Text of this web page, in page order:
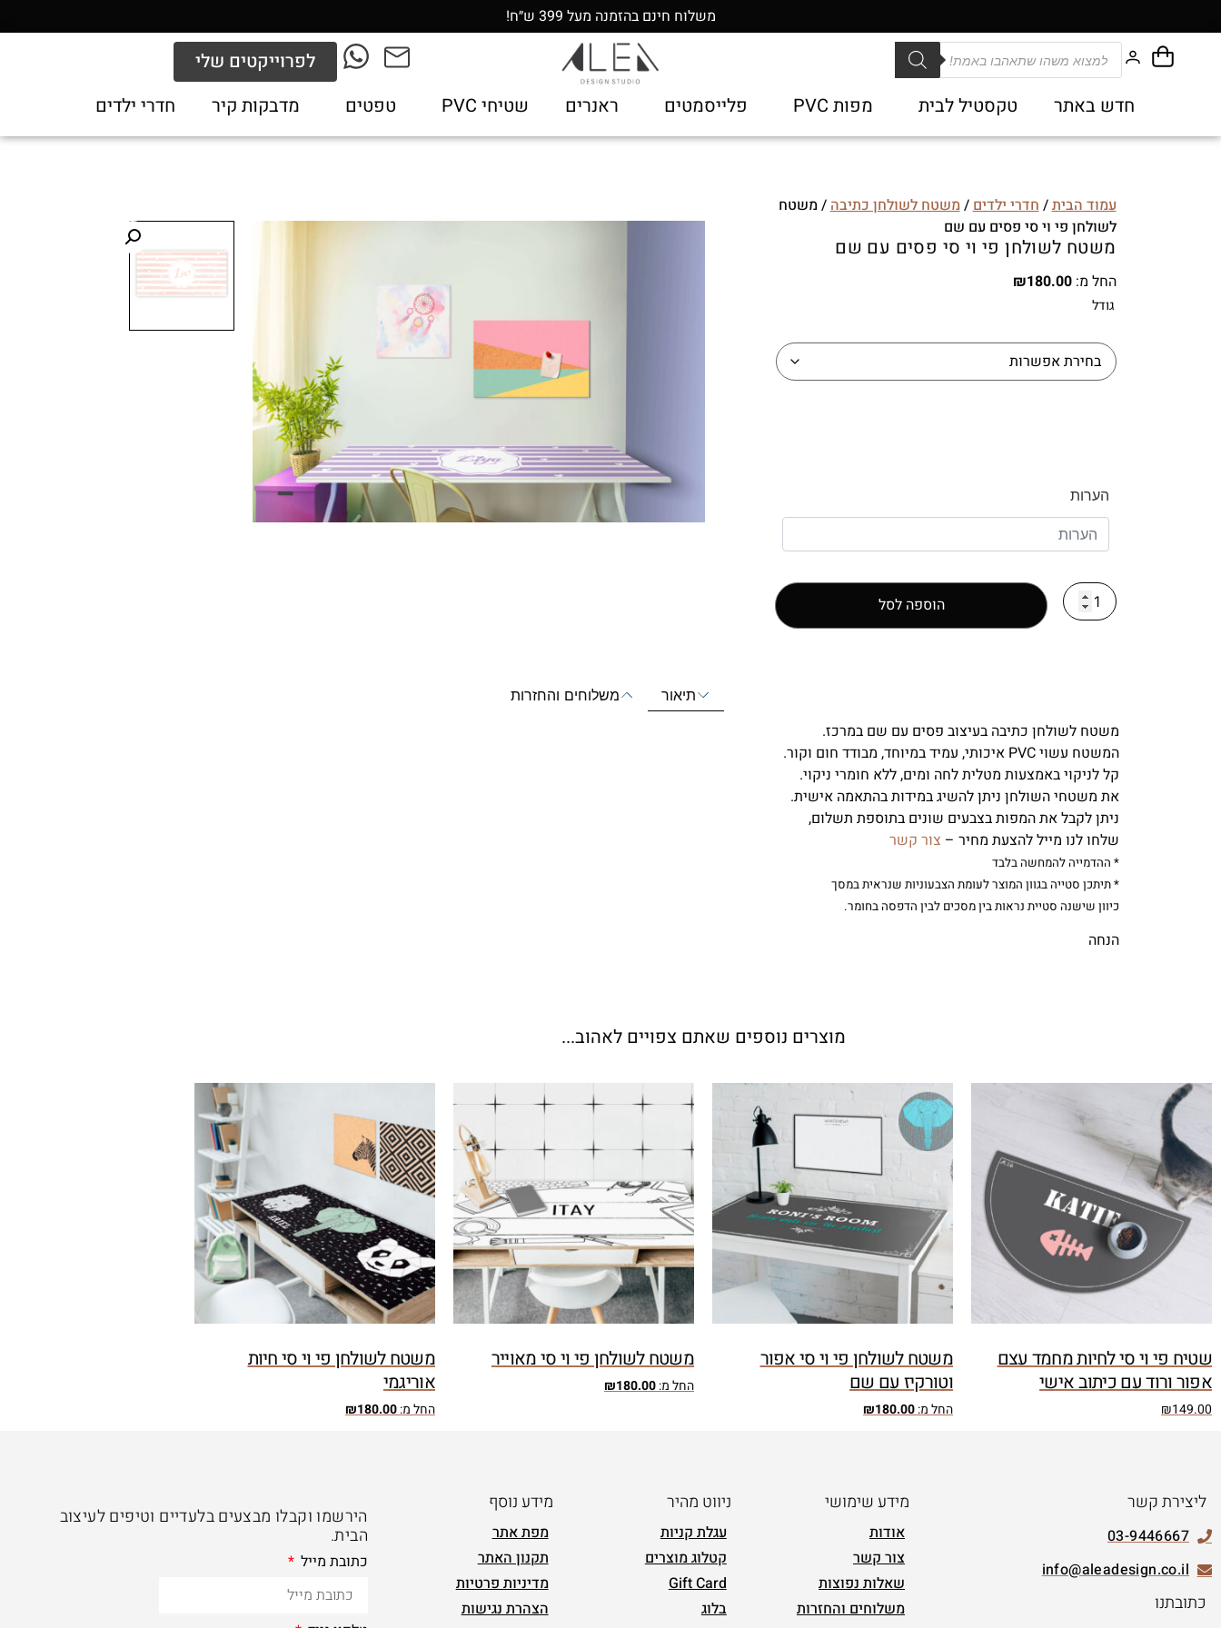
משלוח חינם בהזמנה מעל 399 ש״ח!
לפרוייקטים שלי
חדש באתר
טקסטיל לבית מפות PVC פלייסמטים ראנרים שטיחי PVC טפטים מדבקות קיר חדרי ילדים
עמוד הבית/חדרי ילדים/משטח לשולחן כתיבה/ משטח
לשולחן פי וי סי פסים עם שם
משטח לשולחן פי וי סי פסים עם שם
החל מ: ₪180.00
גודל
הערות
הוספה לסל
תיאור משלוחים והחזרות
משטח לשולחן כתיבה בעיצוב פסים עם שם במרכז.
המשטח עשוי PVC איכותי, עמיד במיוחד, מבודד חום וקור.
קל לניקוי באמצעות מטלית לחה ומים, ללא חומרי ניקוי.
את משטחי השולחן ניתן להשיג במידות בהתאמה אישית.
ניתן לקבל את המפות בצבעים שונים בתוספת תשלום,
שלחו לנו מייל להצעת מחיר – צור קשר
* ההדמייה להמחשה בלבד
* תיתכן סטייה בגוון המוצר לעומת הצבעוניות שנראית במסך
כיוון שישנה סטיית נראות בין מסכים לבין הדפסה בחומר.
הנחה
מוצרים נוספים שאתם צפויים לאהוב...
שטיח פי וי סי לחיות מחמד עצם
אפור ורוד עם כיתוב אישי
₪149.00
משטח לשולחן פי וי סי אפור
וטורקיז עם שם
החל מ: ₪180.00
משטח לשולחן פי וי סי מאוייר
החל מ: ₪180.00
משטח לשולחן פי וי סי חיות
אוריגמי
החל מ: ₪180.00
ליצירת קשר
03-9446667
info@aleadesign.co.il
כתובתנו
מידע שימושי
אודות
צור קשר
שאלות נפוצות
משלוחים והחזרות
ניווט מהיר
עגלת קניות
קטלוג מוצרים
Gift Card
בלוג
מידע נוסף
מפת אתר
תקנון האתר
מדיניות פרטיות
הצהרת נגישות
הירשמו וקבלו מבצעים בלעדיים וטיפים לעיצוב
הבית.
כתובת מייל